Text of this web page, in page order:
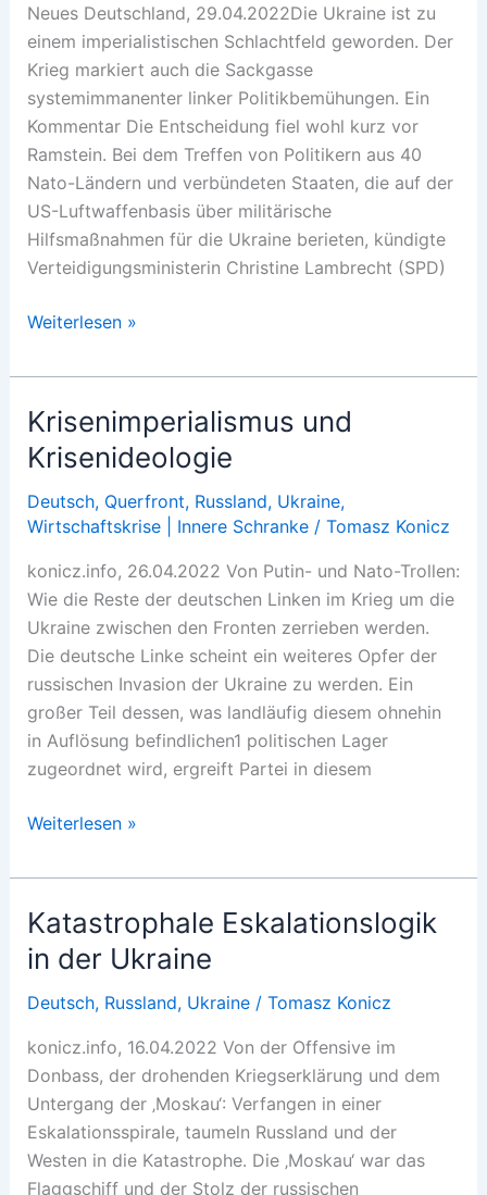
Neues Deutschland, 29.04.2022Die Ukraine ist zu
einem imperialistischen Schlachtfeld geworden. Der
Krieg markiert auch die Sackgasse
systemimmanenter linker Politikbemühungen. Ein
Kommentar Die Entscheidung fiel wohl kurz vor
Ramstein. Bei dem Treffen von Politikern aus 40
Nato-Ländern und verbündeten Staaten, die auf der
US-Luftwaffenbasis über militärische
Hilfsmaßnahmen für die Ukraine berieten, kündigte
Verteidigungsministerin Christine Lambrecht (SPD)
Waffen
Atomwaffen?
Weiterlesen »
Krisenimperialismus und
Krisenideologie
Deutsch, Querfront, Russland, Ukraine,
Wirtschaftskrise | Innere Schranke/ Tomasz Konicz
konicz.info, 26.04.2022 Von Putin- und Nato-Trollen:
Wie die Reste der deutschen Linken im Krieg um die
Ukraine zwischen den Fronten zerrieben werden.
Die deutsche Linke scheint ein weiteres Opfer der
russischen Invasion der Ukraine zu werden. Ein
großer Teil dessen, was landläufig diesem ohnehin
in Auflösung befindlichen1 politischen Lager
zugeordnet wird, ergreift Partei in diesem
Krisenimperialismus
Krisenideologie
Weiterlesen »
Katastrophale Eskalationslogik
in der Ukraine
Deutsch, Russland, Ukraine/ Tomasz Konicz
konicz.info, 16.04.2022 Von der Offensive im
Donbass, der drohenden Kriegserklärung und dem
Untergang der ‚Moskau‘: Verfangen in einer
Eskalationsspirale, taumeln Russland und der
Westen in die Katastrophe. Die ‚Moskau‘ war das
Flaggschiff und der Stolz der russischen